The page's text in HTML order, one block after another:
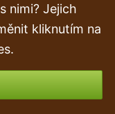
nimi? Jejich
kliknutím na